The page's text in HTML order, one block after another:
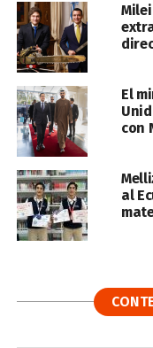
El
con
al